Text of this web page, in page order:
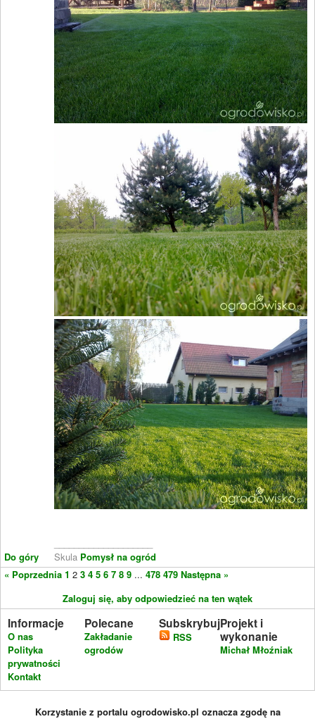
Do góry
Skula Pomysł na ogród
« Poprzednia 1 2 3 4 5 6 7 8 9 ... 478 479 Następna »
Zaloguj się, aby odpowiedzieć na ten wątek
Informacje
O nas
Polityka
prywatności
Kontakt
Polecane
Zakładanie
ogrodów
Subskrybuj
RSS
Projekt i
wykonanie
Michał Młoźniak
Korzystanie z portalu ogrodowisko.pl oznacza zgodę na